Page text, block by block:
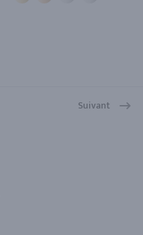
Suivant